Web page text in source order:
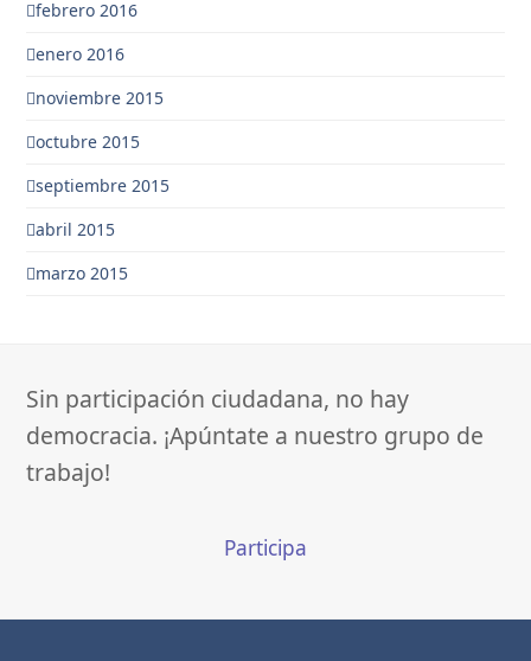
febrero 2016
enero 2016
noviembre 2015
octubre 2015
septiembre 2015
abril 2015
marzo 2015
Sin participación ciudadana, no hay
democracia. ¡Apúntate a nuestro grupo de
trabajo!
Participa